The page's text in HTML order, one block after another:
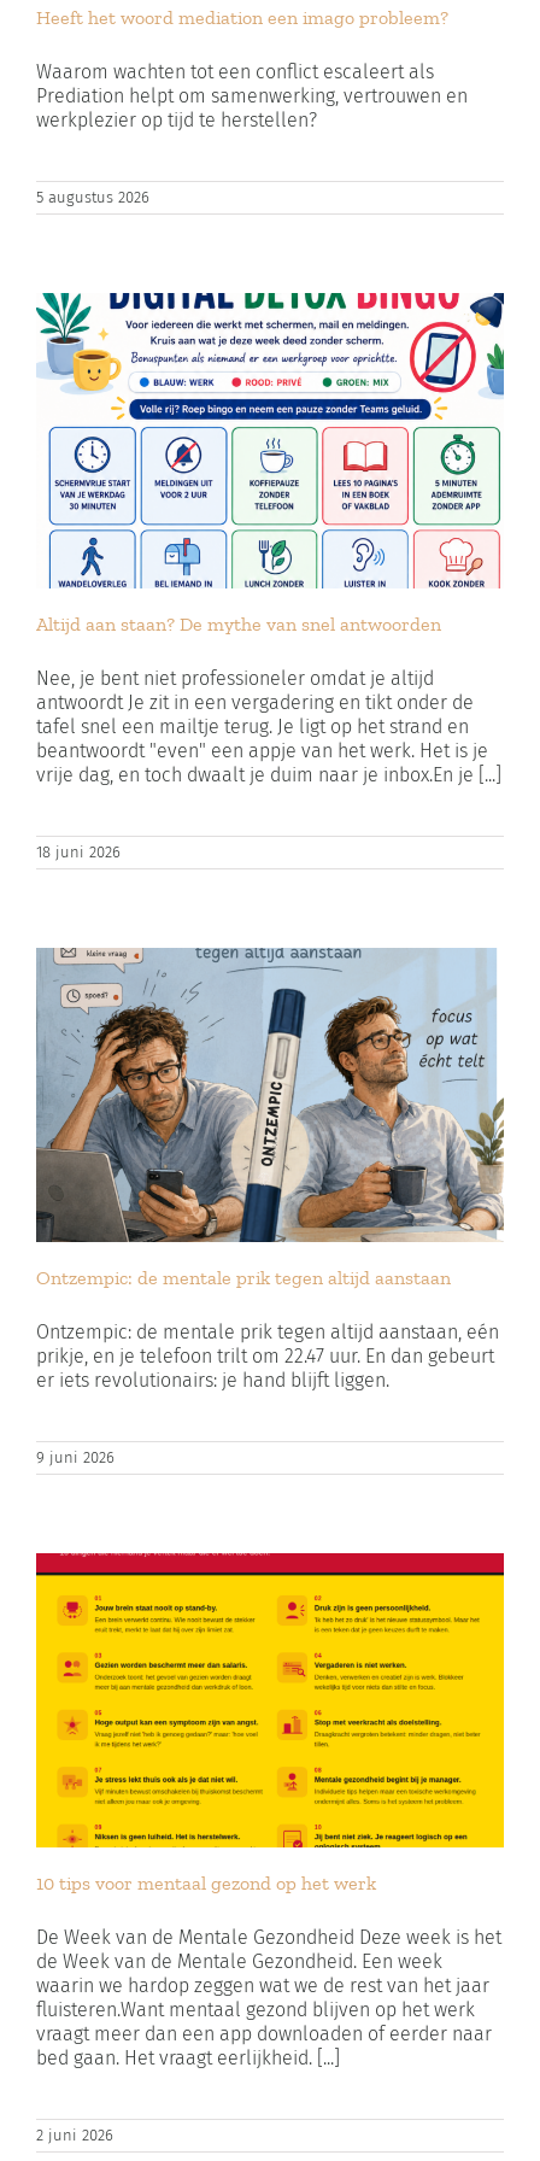
naar:
Winkelwagen
Heeft het woord mediation een imago probleem?
Waarom wachten tot een conflict escaleert als
Prediation helpt om samenwerking, vertrouwen en
werkplezier op tijd te herstellen?
5 augustus 2026
Altijd aan staan? De mythe van snel antwoorden
Nee, je bent niet professioneler omdat je altijd
antwoordt Je zit in een vergadering en tikt onder de
tafel snel een mailtje terug. Je ligt op het strand en
beantwoordt "even" een appje van het werk. Het is je
vrije dag, en toch dwaalt je duim naar je inbox.En je [...]
18 juni 2026
Ontzempic: de mentale prik tegen altijd aanstaan
Ontzempic: de mentale prik tegen altijd aanstaan, eén
prikje, en je telefoon trilt om 22.47 uur. En dan gebeurt
er iets revolutionairs: je hand blijft liggen.
9 juni 2026
10 tips voor mentaal gezond op het werk
De Week van de Mentale Gezondheid Deze week is het
de Week van de Mentale Gezondheid. Een week
waarin we hardop zeggen wat we de rest van het jaar
fluisteren.Want mentaal gezond blijven op het werk
vraagt meer dan een app downloaden of eerder naar
bed gaan. Het vraagt eerlijkheid. [...]
2 juni 2026